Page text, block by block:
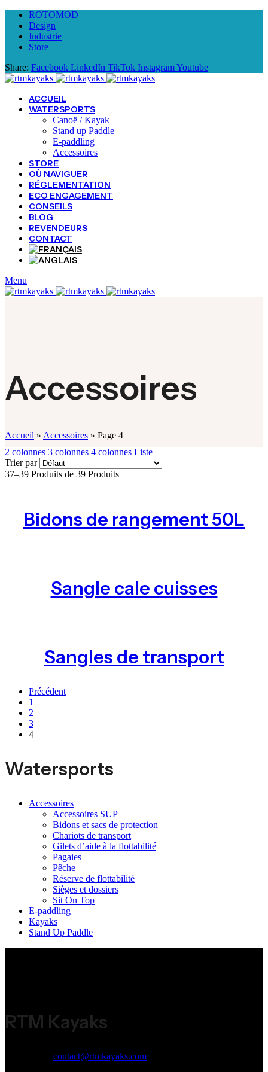
ROTOMOD
Design
Industrie
Store
Share: Facebook LinkedIn TikTok InstagramYoutube
ACCUEIL
WATERSPORTS
Canoë / Kayak
Stand up Paddle
E-paddling
Accessoires
STORE
OÙ NAVIGUER
RÉGLEMENTATION
ECO ENGAGEMENT
CONSEILS
BLOG
REVENDEURS
CONTACT
Menu
Accessoires
Accueil » Accessoires » Page 4
2 colonnes 3 colonnes 4 colonnes Liste
Trier par
37–39 Produits de 39 Produits
Bidons de rangement 50L
Sangle cale cuisses
Sangles de transport
Précédent
1
2
3
4
Watersports
Accessoires
Accessoires SUP
Bidons et sacs de protection
Chariots de transport
Gilets d’aide à la flottabilité
Pagaies
Pêche
Réserve de flottabilité
Sièges et dossiers
Sit On Top
E-paddling
Kayaks
Stand Up Paddle
RTM Kayaks
contact@rtmkayaks.com